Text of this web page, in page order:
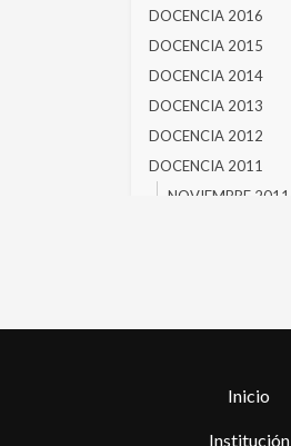
DOCENCIA 2016
DOCENCIA 2015
DOCENCIA 2014
DOCENCIA 2013
DOCENCIA 2012
DOCENCIA 2011
NOVIEMBRE 2011
DOCENCIA 2010
DOCENCIA 2009
Inicio
Institución